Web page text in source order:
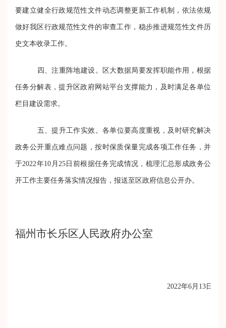
要建立健全行政规范性文件动态调整更新工作机制，依法依规
做好我区行政规范性文件的审查工作，稳步推进规范性文件历
史文本收录工作。
四、注重阵地建设。区大数据局要发挥职能作用，根据
任务分解表，提升区政府网站平台支撑能力，及时满足各单位
栏目建设需求。
五、提升工作实效。各单位要高度重视，及时研究解决
政务公开重点难点问题，按时保质保量完成各项工作任务，并
于2022年10月25日前根据任务完成情况，梳理汇总形成政务公
开工作主要任务落实情况报告，报送至区政府信息公开办。
福州市长乐区人民政府办公室
2022年6月13日